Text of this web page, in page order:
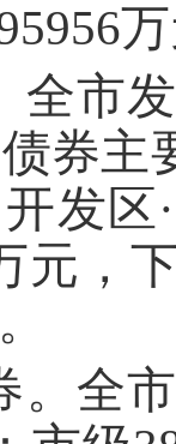
全市
券
发
元，
。全